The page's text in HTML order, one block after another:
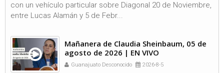
con un vehículo particular sobre Diagonal 20 de Noviembre,
entre Lucas Alamán y 5 de Febr...
Mañanera de Claudia Sheinbaum, 05 de
agosto de 2026 | EN VIVO
Guanajuato Desconocido 2026-8-5